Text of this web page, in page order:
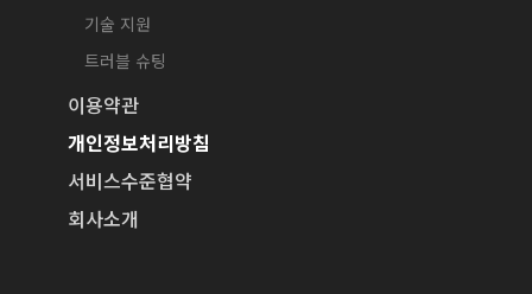
기술 지원
트러블 슈팅
이용약관
개인정보처리방침
서비스수준협약
회사소개